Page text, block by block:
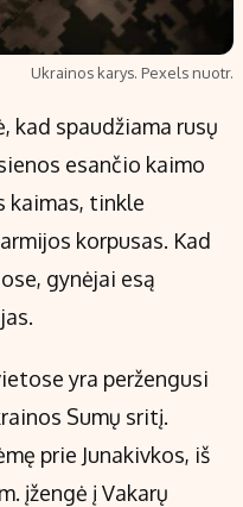
Ukrainos karys. Pexels nuotr.
kad spaudžiama rusų
esančio kaimo
kaimas, tinkle
korpusas. Kad
gynėjai esą
yra peržengusi
Sumų sritį.
prie Junakivkos, iš
įžengė į Vakarų